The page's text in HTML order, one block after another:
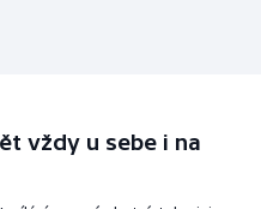
vždy u sebe i na